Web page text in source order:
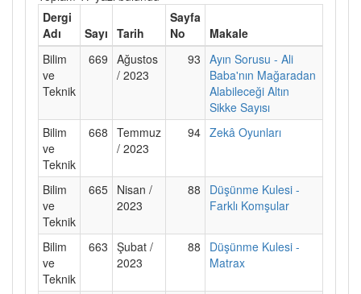
Dergi
Adı
Sayı Tarih
Sayfa
No
Makale
Bilim
ve
Teknik
669 Ağustos
/ 2023
93 Ayın Sorusu - Ali
Baba'nın Mağaradan
Alabileceği Altın
Sikke Sayısı
Bilim
ve
Teknik
668 Temmuz
/ 2023
94 Zekâ Oyunları
Bilim
ve
Teknik
665 Nisan /
2023
88
Düşünme Kulesi -
Farklı Komşular
Bilim
ve
Teknik
663 Şubat /
2023
88
Düşünme Kulesi -
Matrax